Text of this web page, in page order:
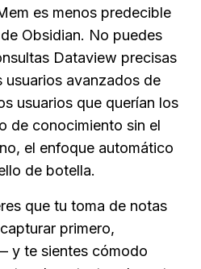
es menos predecible
Obsidian. No puedes
Dataview precisas
usuarios avanzados de
usuarios que querían los
de conocimiento sin el
el enfoque automático
de botella.
que tu toma de notas
primero,
y te sientes cómodo